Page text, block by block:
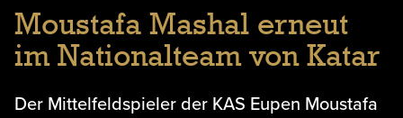
Moustafa Mashal erneut
im Nationalteam von Katar
Der Mittelfeldspieler der KAS Eupen Moustafa